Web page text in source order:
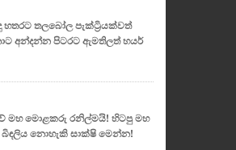
තලබෝල පැක්ට්‍රියක්වත්
අන්දන්න පිටරට ඇමතිලත් හයර්
මහ මොළකරු රනිල්මයි! හිටපු මහ
බිඳලිය නොහැකි සාක්ෂි මෙන්න!